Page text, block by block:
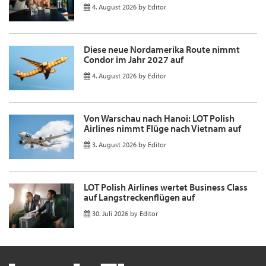
4. August 2026 by Editor
Diese neue Nordamerika Route nimmt
Condor im Jahr 2027 auf
4. August 2026 by Editor
Von Warschau nach Hanoi: LOT Polish
Airlines nimmt Flüge nach Vietnam auf
3. August 2026 by Editor
LOT Polish Airlines wertet Business Class
auf Langstreckenflügen auf
30. Juli 2026 by Editor